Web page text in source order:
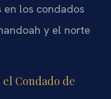
en los condados
y el norte
Condado de